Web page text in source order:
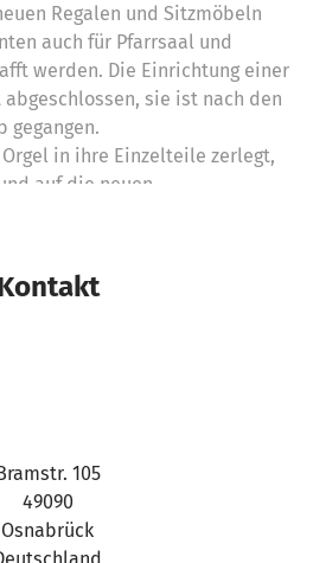
Regalen und Sitzmöbeln
auch für Pfarrsaal und
werden. Die Einrichtung einer
sie ist nach den
gegangen.
in ihre Einzelteile zerlegt,
auf die neuen
105
49090
Osnabrück